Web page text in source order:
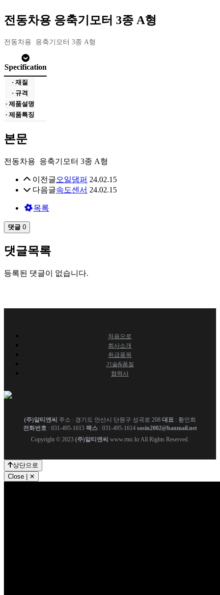
전동차용 응축기모터 3종 A형
전동차용 응축기모터 3종 A형
Specification
· 재질
· 규격
· 제품설명
· 제품특징
본문
전동차용 응축기모터 3종 A형
이전글오일댐퍼 24.02.15
다음글속도센서 24.02.15
목록
댓글 0
댓글목록
등록된 댓글이 없습니다.
처음으로
회사소개
취급품목
기술&품질
협력사
압변, 용하중변 등
(주)알티엔씨 주소 : 경기도 안산시 단원구 성곡로 208 대표 : 황인희
전화번호 : 031-495-1615 팩스 : 031-495-1614 sosin2002@hanmail.net
Copyright © 2023 (주)알티엔씨 www.rtnc.kr All Rights Reserved.
상단으로
Close | ✕